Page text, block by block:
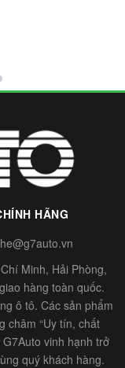
HÃNG
Minh, Hải Phòng,
hàng toàn quốc.
ô tô. Các sản phẩm
châm “Uy tín, chất
vinh hạnh trở
quý khách hàng.